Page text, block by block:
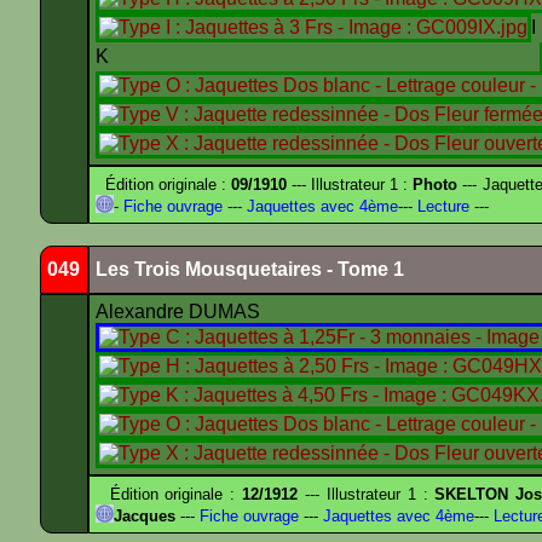
K
Édition originale :09/1910 --- Illustrateur 1 : Photo ---
- Fiche ouvrage --- Jaquettes avec 4ème--- Lecture ---
049 Les Trois Mousquetaires - Tome 1
Alexandre DUMAS
Édition originale :12/1912 --- Illustrateur 1 :SKELTON
Jacques --- Fiche ouvrage --- Jaquettes avec 4ème---